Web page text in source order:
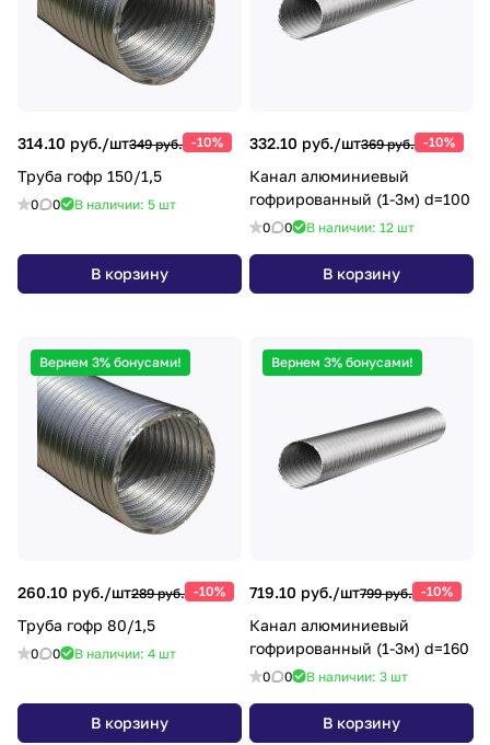
314.10 руб./шт349 руб. -10%
Труба гофр 150/1,5
0 0 В наличии: 5 шт
В корзину
332.10 руб./шт369 руб. -10%
Канал алюминиевый
гофрированный (1-3м) d=100
0 0 В наличии: 12 шт
В корзину
Вернем 3% бонусами!
260.10 руб./шт289 руб. -10%
Труба гофр 80/1,5
0 0 В наличии: 4 шт
В корзину
Вернем 3% бонусами!
719.10 руб./шт799 руб. -10%
Канал алюминиевый
гофрированный (1-3м) d=160
0 0 В наличии: 3 шт
В корзину